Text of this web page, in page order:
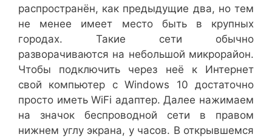
распространён, как предыдущие два, но тем
не менее имеет место быть в крупных
городах. Такие сети обычно
разворачиваются на небольшой микрорайон.
Чтобы подключить через неё к Интернет
свой компьютер с Windows 10 достаточно
просто иметь WiFi адаптер. Далее нажимаем
на значок беспроводной сети в правом
нижнем углу экрана, у часов. В открывшемся